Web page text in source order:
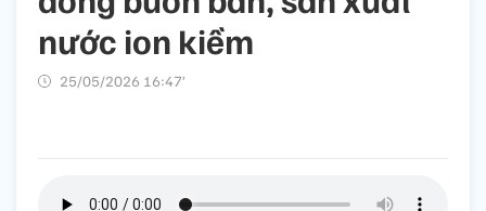
nước ion kiềm
25/05/2026 16:47’